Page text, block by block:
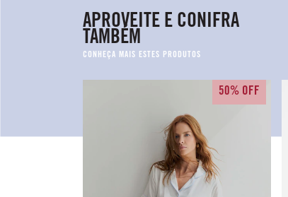
APROVEITE E CONIFRA
TAMBÉM
50% OFF